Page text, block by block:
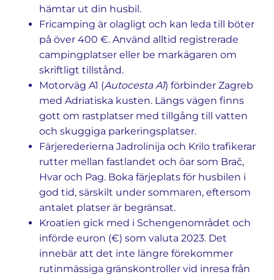
hämtar ut din husbil.
Fricamping är olagligt och kan leda till böter
på över 400 €. Använd alltid registrerade
campingplatser eller be markägaren om
skriftligt tillstånd.
Motorväg A1 (Autocesta A1) förbinder Zagreb
med Adriatiska kusten. Längs vägen finns
gott om rastplatser med tillgång till vatten
och skuggiga parkeringsplatser.
Färjerederierna Jadrolinija och Krilo trafikerar
rutter mellan fastlandet och öar som Brač,
Hvar och Pag. Boka färjeplats för husbilen i
god tid, särskilt under sommaren, eftersom
antalet platser är begränsat.
Kroatien gick med i Schengenområdet och
införde euron (€) som valuta 2023. Det
innebär att det inte längre förekommer
rutinmässiga gränskontroller vid inresa från